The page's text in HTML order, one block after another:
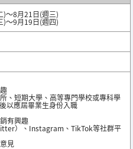
)～8月21日(週三)
)～9月19日(週四)
、短期大學、高等專門學校或專科學
以應屆畢業生身份入職
有興趣
）、Instagram、TikTok等社群平
見